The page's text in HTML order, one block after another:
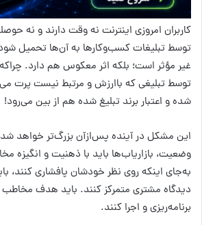
کاربران امروزی اینترنت نه وقت دارند و نه
توسط تبلیغات کسب‌وکارها به آن‌ها تحمیل
غیر مؤثر است؛ بلکه اثر معکوس هم دارد.
توسط تبلیغی که باارزش و مرتبط نیست پرت
شده و اعتبار برند تبلیغ شده هم از بین می‌رود!
این مشکل در آینده پس‌ازآن بزرگ‌تر خواهد
وضعیت، بازاریاب‌ها باید با ذهنیت و
به‌جای اینکه روی نظر خودشان پافشاری کنند،
دیدگاه مشتری متمرکز کنند. باید هدف مخاطب
برنامه‌ریزی و اجرا کنند.